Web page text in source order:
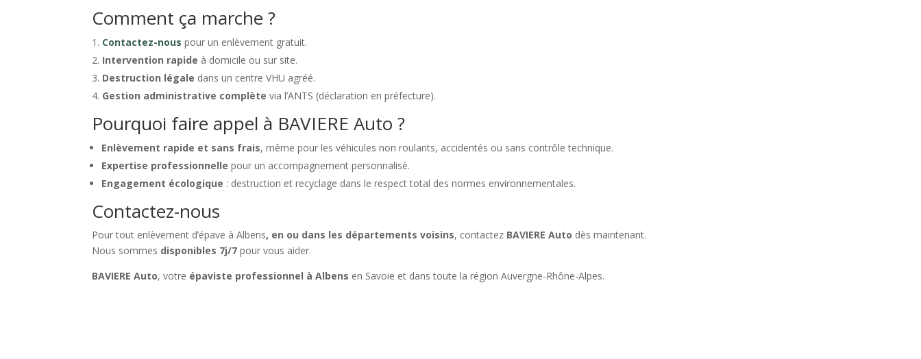
Comment ça marche ?
Contactez-nous pour un enlèvement gratuit.
Intervention rapide à domicile ou sur site.
Destruction légale dans un centre VHU agréé.
Gestion administrative complète via l’ANTS (déclaration en préfecture).
Pourquoi faire appel à BAVIERE Auto ?
Enlèvement rapide et sans frais, même pour les véhicules non roulants, accidentés ou sans contrôle technique.
Expertise professionnelle pour un accompagnement personnalisé.
Engagement écologique : destruction et recyclage dans le respect total des normes environnementales.
Contactez-nous
Pour tout enlèvement d’épave à Albens, en ou dans les départements voisins, contactez BAVIERE Auto dès maintenant.
Nous sommes disponibles 7j/7 pour vous aider.
BAVIERE Auto, votre épaviste professionnel à Albens en Savoie et dans toute la région Auvergne-Rhône-Alpes.